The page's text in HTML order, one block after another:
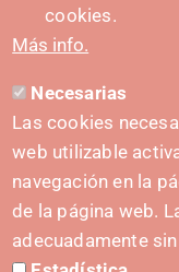
CONTACTO
(+34) 628 23 12
C. del Sadar,
Formulario de
cookies.
Más info.
Necesarias
Las cookies
web utilizable
navegación en la
de la página web.
adecuadamente